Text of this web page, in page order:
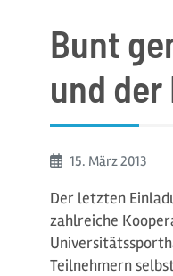
Bunt
und
Beginn:
15. März2013
Der letzten
zahlreiche
Teilnehmern